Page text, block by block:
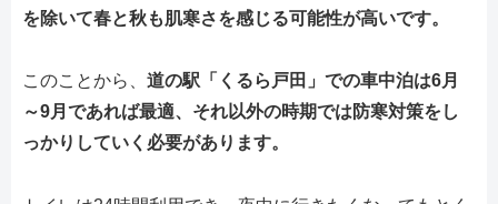
を除いて春と秋も肌寒さを感じる可能性が高いです。
このことから、 道の駅「くるら戸田」での車中泊は6月
～9月であれば最適、それ以外の時期では防寒対策をし
っかりしていく必要があります。